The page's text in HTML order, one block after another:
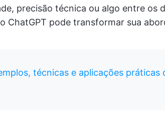
precisão técnica ou algo entre os
ChatGPT pode transformar sua
técnicas e aplicações práticas